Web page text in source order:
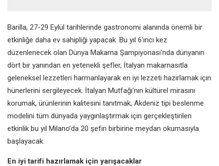
Barilla, 27-29 Eylül tarihlerinde gastronomi alanında önemli bir
etkinliğe daha ev sahipliği yapacak. Bu yıl 6'ıncı kez
düzenlenecek olan Dünya Makarna Şampiyonası'nda dünyanın
dört bir yanından en yetenekli şefler, İtalyan makarnasıtla
geleneksel lezzetleri harmanlayarak en iyi lezzeti hazırlamak için
hünerlerini sergileyecek. İtalyan Mutfağı’nın kültürel mirasını
korumak, ürünlerinin kalitesini tanıtmak, Akdeniz tipi beslenme
modelini tüm dünyada yaygınlaştırmak için gerçekleştirilen
etkinlik bu yıl Milano’da 20 şefin birbirine meydan okumasıyla
başlayacak.
En iyi tarifi hazırlamak için yarışacaklar